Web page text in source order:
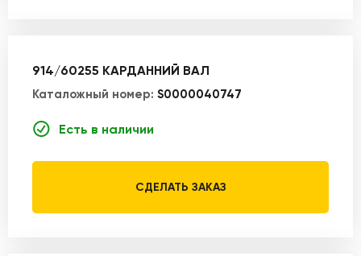
914/60255 КАРДАННИЙ ВАЛ
Каталожный номер: S0000040747
Есть в наличии
СДЕЛАТЬ ЗАКАЗ